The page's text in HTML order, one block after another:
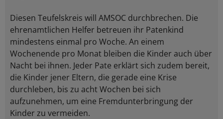
Diesen Teufelskreis will AMSOC durchbrechen. Die
ehrenamtlichen Helfer betreuen ihr Patenkind
mindestens einmal pro Woche. An einem
Wochenende pro Monat bleiben die Kinder auch über
Nacht bei ihnen. Jeder Pate erklärt sich zudem bereit,
die Kinder jener Eltern, die gerade eine Krise
durchleben, bis zu acht Wochen bei sich
aufzunehmen, um eine Fremdunterbringung der
Kinder zu vermeiden.